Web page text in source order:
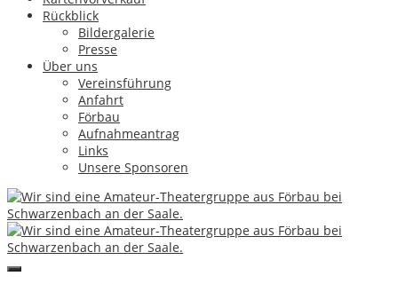
Rückblick
Bildergalerie
Presse
Über uns
Vereinsführung
Anfahrt
Förbau
Aufnahmeantrag
Links
Unsere Sponsoren
1 2 3 ►
Günter Greim Hinterlasse einen Kommentar
Artikel-Navigation